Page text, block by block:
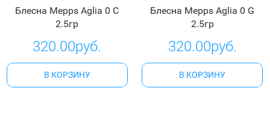
Блесна Mepps Aglia 0 C
2.5гр
320.00руб.
В КОРЗИНУ
Блесна Mepps Aglia 0 G
2.5гр
320.00руб.
В КОРЗИНУ